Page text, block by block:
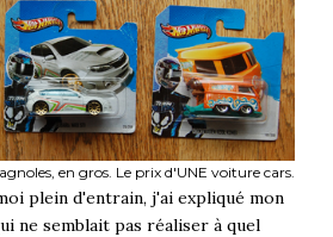
en gros. Le prix d'UNE voiture cars.
plein d'entrain, j'ai expliqué mon
ne semblait pas réaliser à quel